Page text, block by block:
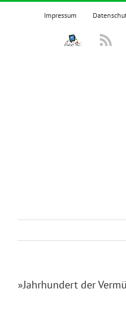
Zum
Impressum
IPadsTKSRss
»Jahrhundert der